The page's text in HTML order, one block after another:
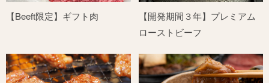
【Beeft限定】ギフト肉
【開発期間３年】プレミアム
ローストビーフ